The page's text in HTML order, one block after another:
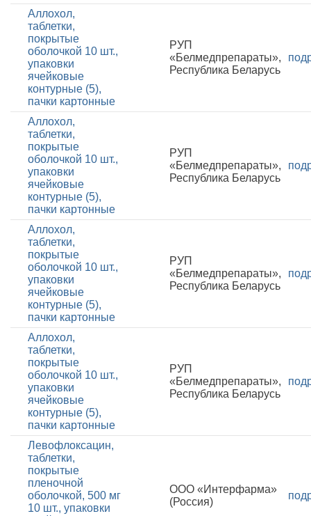
Аллохол,
таблетки,
покрытые
оболочкой 10 шт.,
упаковки
ячейковые
контурные (5),
пачки картонные
РУП
«Белмедпрепараты»,
Республика Беларусь
Аллохол,
таблетки,
покрытые
оболочкой 10 шт.,
упаковки
ячейковые
контурные (5),
пачки картонные
РУП
«Белмедпрепараты»,
Республика Беларусь
Аллохол,
таблетки,
покрытые
оболочкой 10 шт.,
упаковки
ячейковые
контурные (5),
пачки картонные
РУП
«Белмедпрепараты»,
Республика Беларусь
Аллохол,
таблетки,
покрытые
оболочкой 10 шт.,
упаковки
ячейковые
контурные (5),
пачки картонные
РУП
«Белмедпрепараты»,
Республика Беларусь
Левофлоксацин,
таблетки,
покрытые
пленочной
оболочкой, 500 мг
10 шт., упаковки
ООО «Интерфарма»
(Россия)